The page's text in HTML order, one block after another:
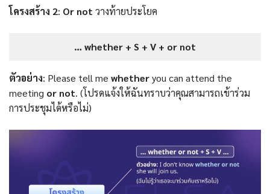
โครงสร้าง 2: Or not วางท้ายประโยค
… whether + S + V + or not
ตัวอย่าง: Please tell me whetheryou can attend the
meeting or not. (โปรดแจ้งให้ฉันทราบว่าคุณสามารถเข้าร่วม
การประชุมได้หรือไม่)